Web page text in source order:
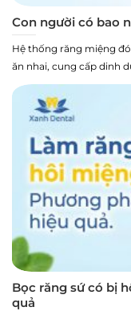
Con người có bao
Hệ thống răng miệng
ăn nhai, cung cấp dinh
Bọc răng sứ có bị
quả